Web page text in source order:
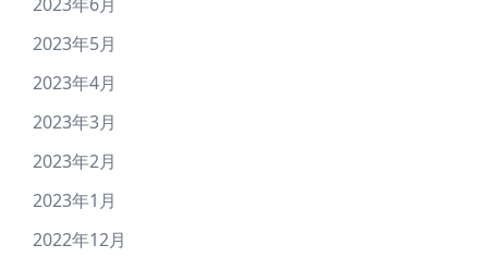
2023年5月
2023年4月
2023年3月
2023年2月
2023年1月
2022年12月